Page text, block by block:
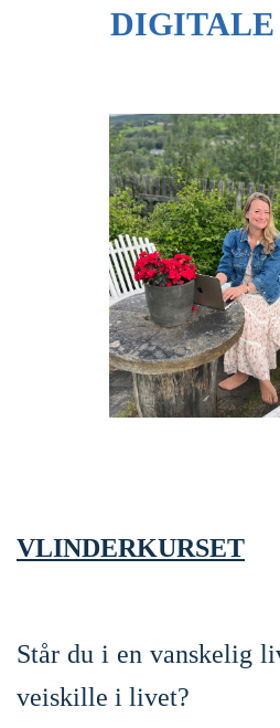
DIGITALE
VLINDERKURSET
Står du i en vanskelig
veiskille i livet?